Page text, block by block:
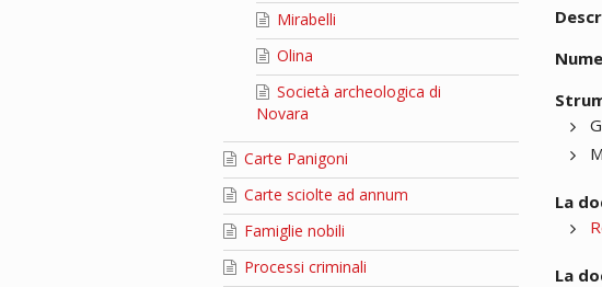
Mirabelli
Olina
Società archeologica di
Novara
Carte Panigoni
Carte sciolte ad annum
Famiglie nobili
Processi criminali
La
La